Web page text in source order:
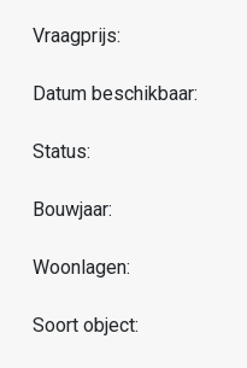
Vraagprijs:
Datum beschikbaar:
Status:
Bouwjaar:
Woonlagen:
Soort object: